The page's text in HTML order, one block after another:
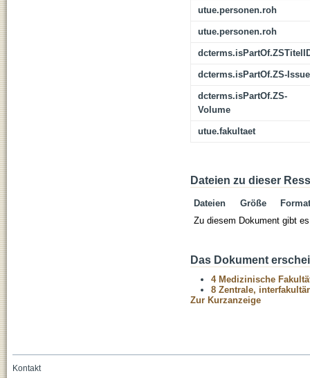
utue.personen.roh
utue.personen.roh
dcterms.isPartOf.ZS-Issue
dcterms.isPartOf.ZS-
Volume
utue.fakultaet
Dateien zu dieser
Dateien Größe
Format
Zu diesem Dokument gibt
Das Dokument
4 Medizinische
8 Zentrale,
Zur Kurzanzeige
Kontakt